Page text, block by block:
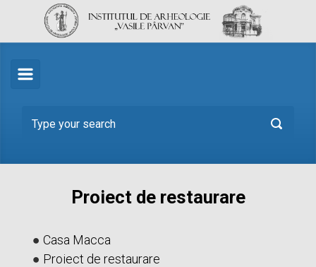
Skip to main content
Proiect de restaurare
● Casa Macca
● Proiect de restaurare